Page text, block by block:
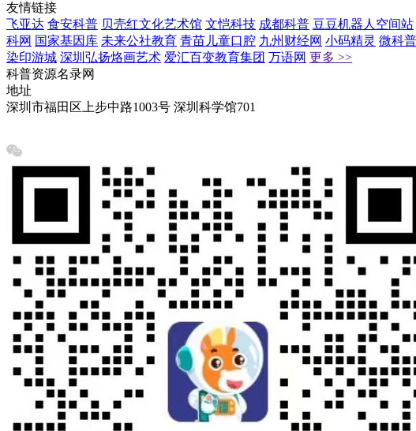
友情链接
飞亚达 食安科普 贝壳红文化艺术馆 文恺科技 成都科普 豆豆机器人空间站
科网 国家基因库 未来公社教育 青苗儿童口腔 九州财经网 小码精灵 微科普
染印游城 深圳弘扬烙画艺术 爱汇百变教育集团 万语网 更多 >>
科普资源名录网
地址
深圳市福田区上步中路1003号 深圳科学馆701